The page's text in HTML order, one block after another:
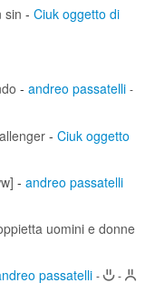
sin - Ciuk oggetto di
- andreo passatelli -
- Ciuk oggetto
- andreo passatelli
uomini e donne
passatelli - -